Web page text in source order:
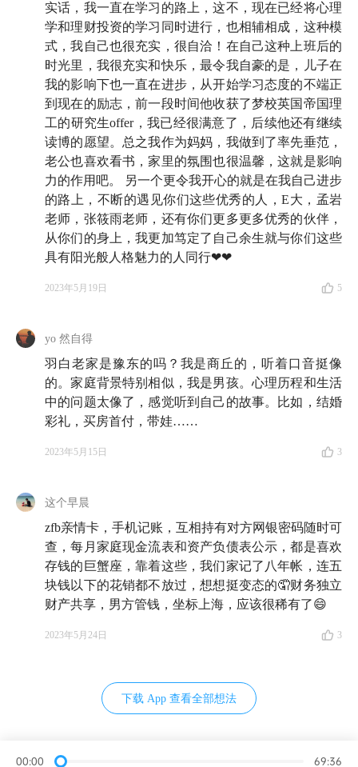
参考
问题一：在家里，您是掌管财务的一把手吗？家里的钱
是共同管理还是分开管理？
问题二：什么时候财务压力最大？
问题三：您花的最大的一笔钱是什么？
问题四：您有没有投资过？在投资上您最大的一笔损
失/或者最糟糕的一个决策是什么？
问题五：如果可以重新选择，您现在最想做什么？选择
📨
如果你在投资生活中遇到了困惑，欢迎给「知行小酒
馆」写信。不管是你苦恼于不知道怎样才能存下钱，还
是纠结于怎样才帮身边人弄明白某个投资小问题，只要
一定每一封信我们都会回复，但我们保证每一封信都会
allinthebeer@gmail.com
🛰️ 在这里可以找到我们
不管是在有知有行，还是小宇宙、喜马拉雅、QQ音
等泛用型播客客户，我保证你都能找到我们的两档节
目，《无人知晓》和《知行小酒馆》。
｜雨白 一知羊 仝仝
实话，我一直在学习的路上，这不，现在已经将心理
学和理财投资的学习同时进行，也相辅相成，这种模
式，我自己也很充实，很自洽！在自己这种上班后的
时光里，我很充实和快乐，最令我自豪的是，儿子在
我的影响下也一直在进步，从开始学习态度的不端正
到现在的励志，前一段时间他收获了梦校英国帝国理
工的研究生offer，我已经很满意了，后续他还有继续
读博的愿望。总之我作为妈妈，我做到了率先垂范，
老公也喜欢看书，家里的氛围也很温馨，这就是影响
力的作用吧。 另一个更令我开心的就是在我自己进步
的路上，不断的遇见你们这些优秀的人，E大，孟岩
老师，张筱雨老师，还有你们更多更多优秀的伙伴，
从你们的身上，我更加笃定了自己余生就与你们这些
具有阳光般人格魅力的人同行❤❤
2023年5月19日 5
yo 然自得
羽白老家是豫东的吗？我是商丘的，听着口音挺像
的。家庭背景特别相似，我是男孩。心理历程和生活
中的问题太像了，感觉听到自己的故事。比如，结婚
彩礼，买房首付，带娃……
2023年5月15日 3
这个早晨
zfb亲情卡，手机记账，互相持有对方网银密码随时可
查，每月家庭现金流表和资产负债表公示，都是喜欢
存钱的巨蟹座，靠着这些，我们家记了八年帐，连五
块钱以下的花销都不放过，想想挺变态的🤦财务独立
财产共享，男方管钱，坐标上海，应该很稀有了😄
2023年5月24日 3
下载 App 查看全部想法
00:00 69:36